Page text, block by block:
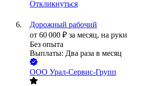
Откликнуться
Дорожный рабочий
от 60 000 ₽ за месяц, на руки
Без опыта
Выплаты: Два раза в месяц
ООО Урал-Сервис-Групп